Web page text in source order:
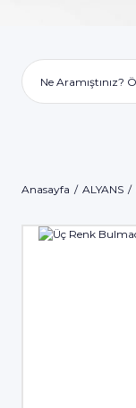
Anasayfa ALYANS